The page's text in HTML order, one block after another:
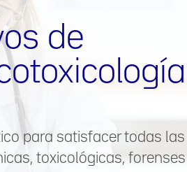
de
para satisfacer todas las
toxicológicas, forenses